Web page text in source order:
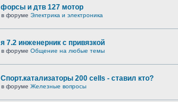
форсы и дтв 127 мотор
в форуме Электрика и электроника
я 7.2 инженерник с привязкой
в форуме Общение на любые темы
Спорт.катализаторы 200 cells - ставил кто?
в форуме Железные вопросы